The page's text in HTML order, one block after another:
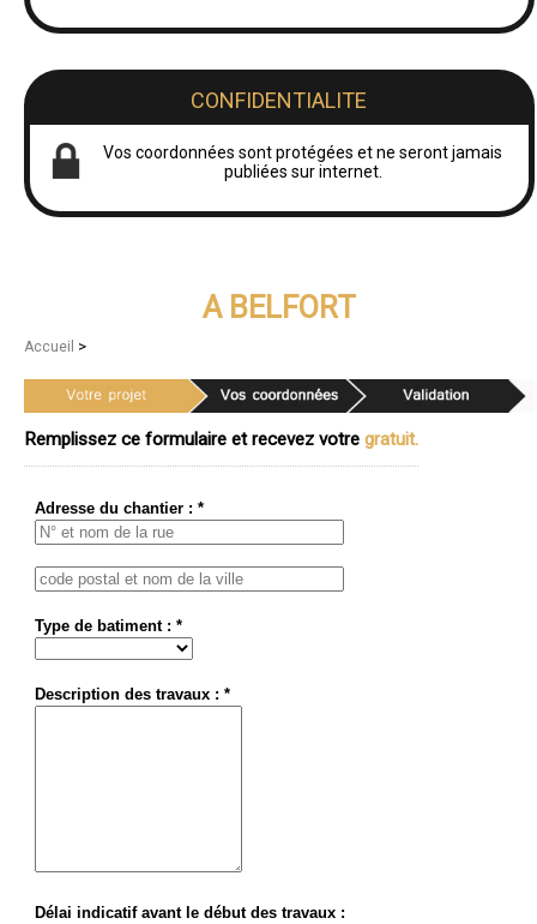
CONFIDENTIALITE
Vos coordonnées sont protégées et ne seront jamais
publiées sur internet.
A BELFORT
Accueil >
Remplissez ce formulaire et recevez votre gratuit.
Adresse du chantier : *
Type de batiment : *
Description des travaux : *
Délai indicatif avant le début des travaux :